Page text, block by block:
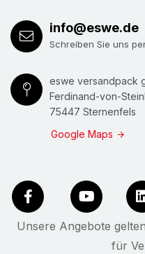
info@eswe.de
Schreiben Sie uns
eswe versandpack
Ferdinand-von-
75447 Sternenfels
Google Maps
Unsere Angebote
für